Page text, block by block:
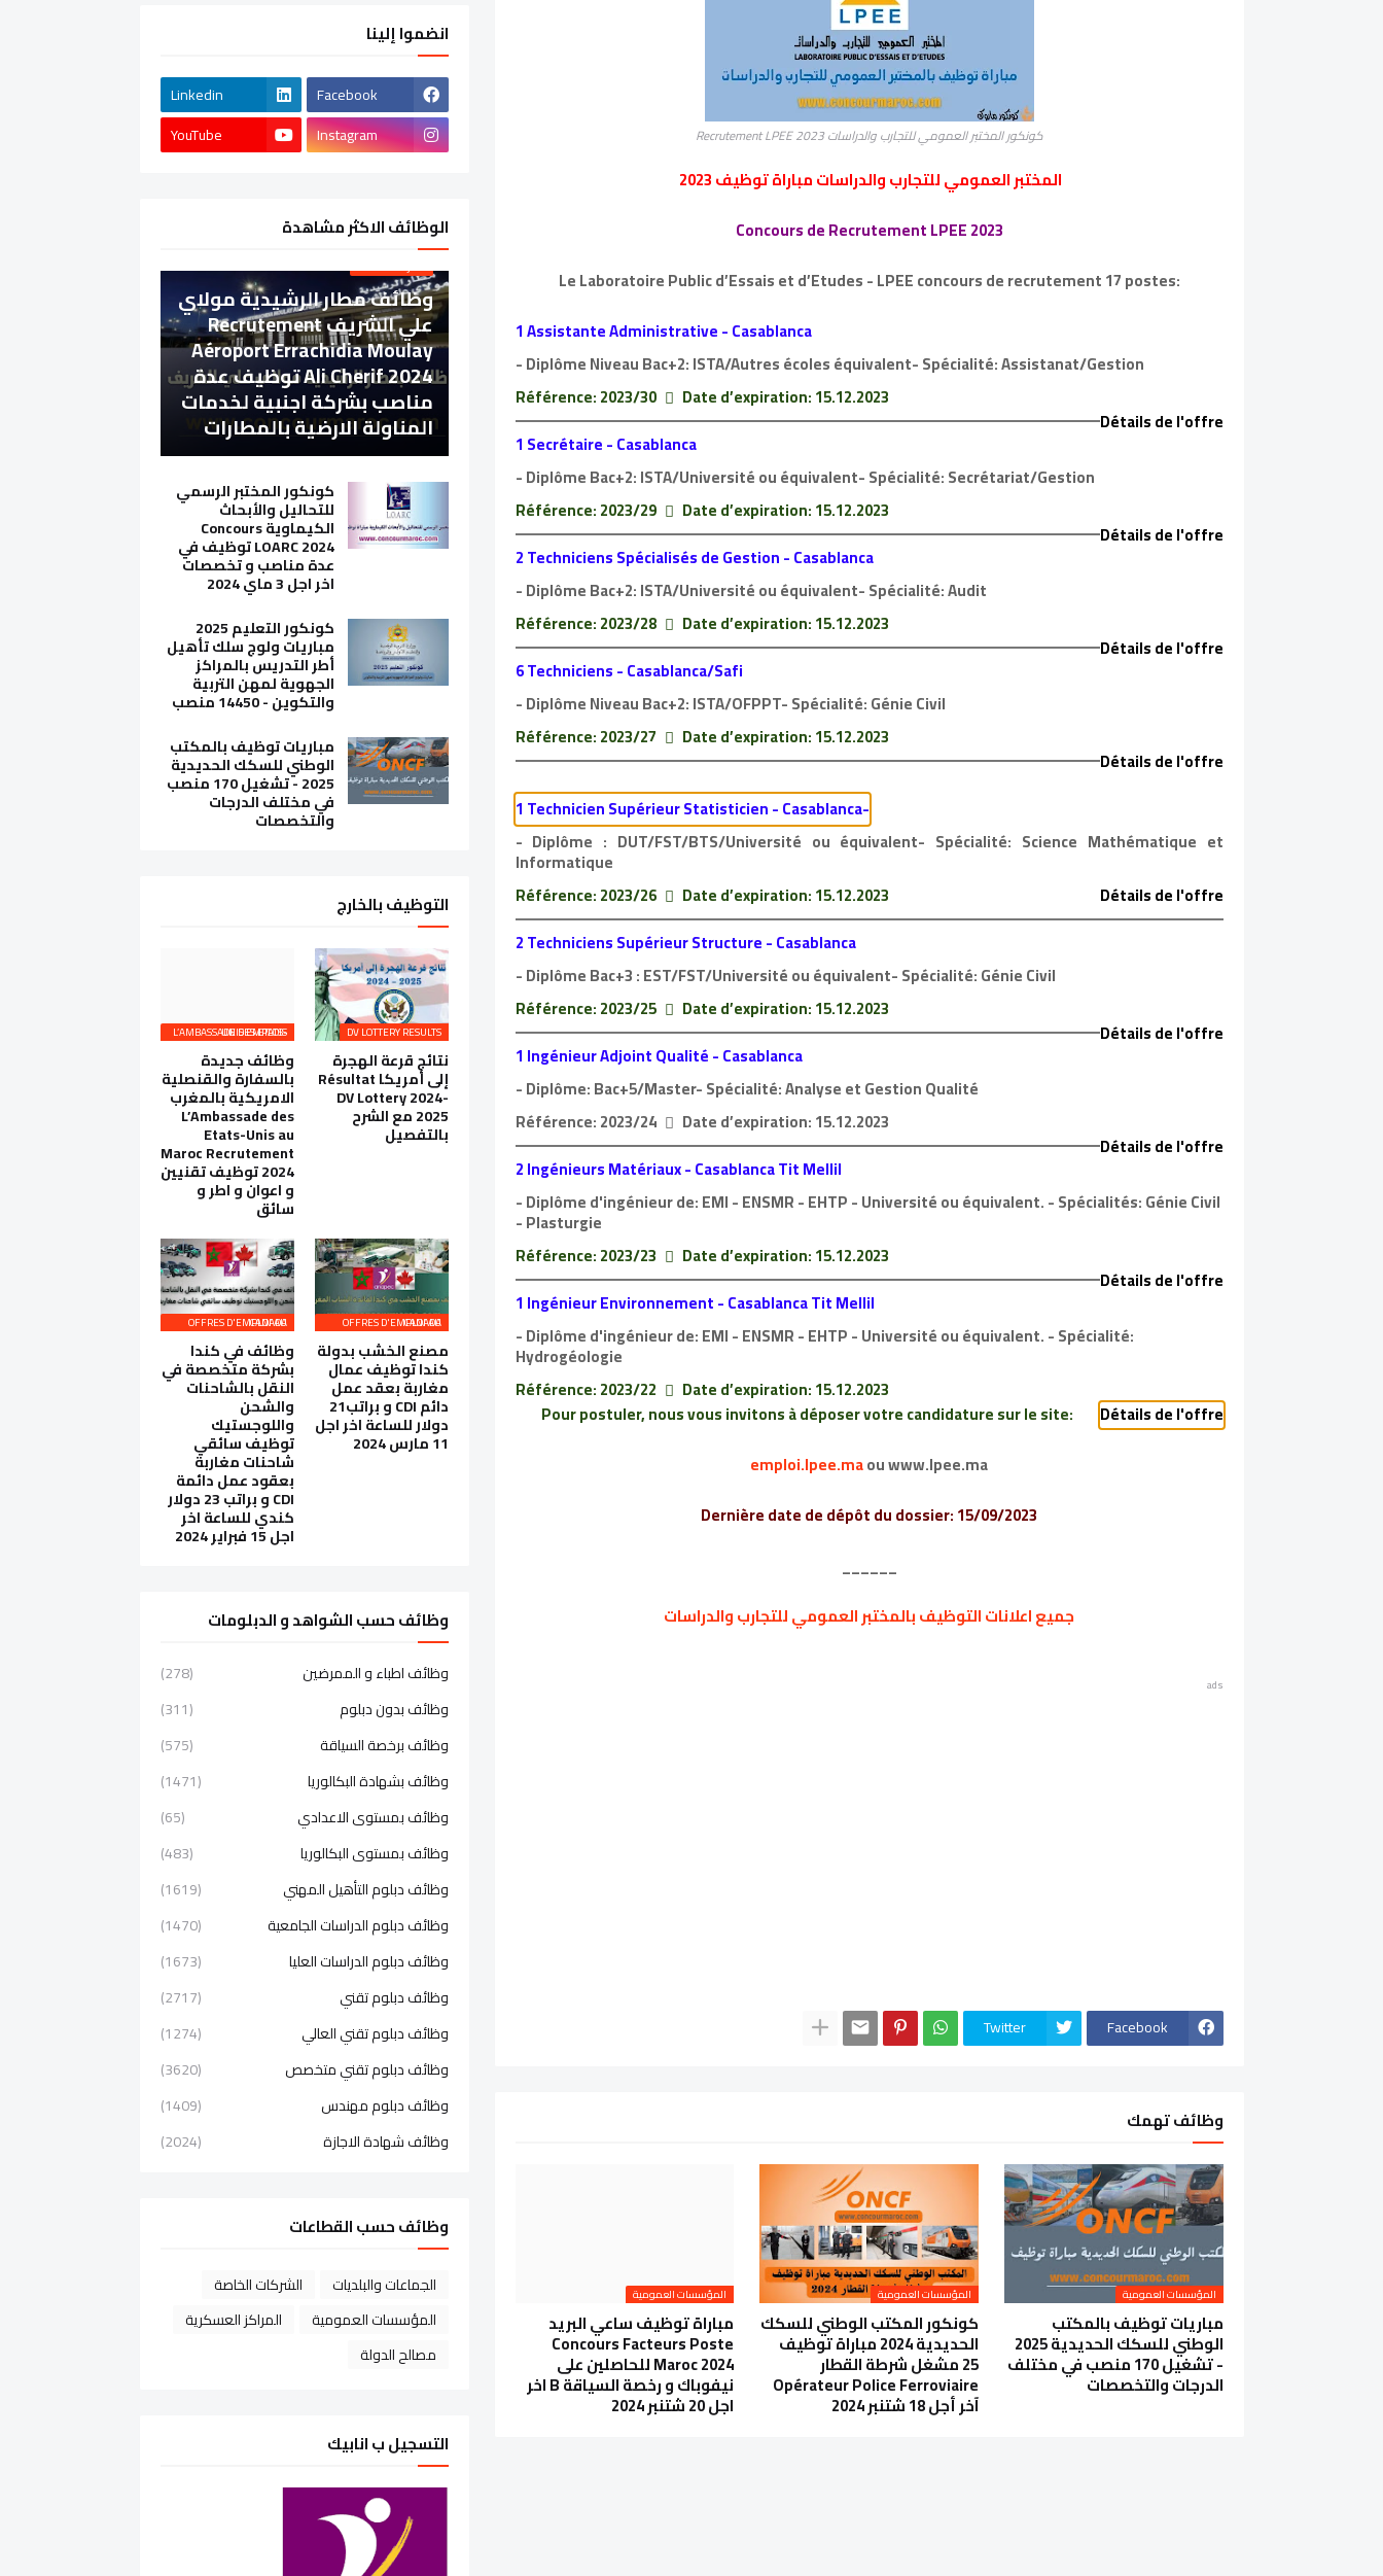
كونكور المختبر العمومي للتجارب والدراسات Recrutement LPEE 2023
المختبر العمومي للتجارب والدراسات مباراة توظيف 2023
Concours de Recrutement LPEE 2023
Le Laboratoire Public d’Essais et d’Etudes - LPEE concours de recrutement 17 postes:
1 Assistante Administrative - Casablanca
- Diplôme Niveau Bac+2: ISTA/Autres écoles équivalent- Spécialité: Assistanat/Gestion
Référence: 2023/30
Date d’expiration: 15.12.2023
Détails de l'offre
1 Secrétaire - Casablanca
- Diplôme Bac+2: ISTA/Université ou équivalent- Spécialité: Secrétariat/Gestion
Référence: 2023/29
Date d’expiration: 15.12.2023
Détails de l'offre
2 Techniciens Spécialisés de Gestion - Casablanca
- Diplôme Bac+2: ISTA/Université ou équivalent- Spécialité: Audit
Référence: 2023/28
Date d’expiration: 15.12.2023
Détails de l'offre
6 Techniciens - Casablanca/Safi
- Diplôme Niveau Bac+2: ISTA/OFPPT- Spécialité: Génie Civil
Référence: 2023/27
Date d’expiration: 15.12.2023
Détails de l'offre
1 Technicien Supérieur Statisticien - Casablanca-
- Diplôme : DUT/FST/BTS/Université ou équivalent- Spécialité: Science Mathématique et
Informatique
Référence: 2023/26
Date d’expiration: 15.12.2023
Détails de l'offre
2 Techniciens Supérieur Structure - Casablanca
- Diplôme Bac+3 : EST/FST/Université ou équivalent- Spécialité: Génie Civil
Référence: 2023/25
Date d’expiration: 15.12.2023
Détails de l'offre
1 Ingénieur Adjoint Qualité - Casablanca
- Diplôme: Bac+5/Master- Spécialité: Analyse et Gestion Qualité
Référence: 2023/24
Date d’expiration: 15.12.2023
Détails de l'offre
2 Ingénieurs Matériaux - Casablanca Tit Mellil
- Diplôme d'ingénieur de: EMI - ENSMR - EHTP - Université ou équivalent. - Spécialités: Génie Civil
- Plasturgie
Référence: 2023/23
Date d’expiration: 15.12.2023
Détails de l'offre
1 Ingénieur Environnement - Casablanca Tit Mellil
- Diplôme d'ingénieur de: EMI - ENSMR - EHTP - Université ou équivalent. - Spécialité:
Hydrogéologie
Référence: 2023/22
Date d’expiration: 15.12.2023
Détails de l'offre
Pour postuler, nous vous invitons à déposer votre candidature sur le site:
emploi.lpee.maou www.lpee.ma
Dernière date de dépôt du dossier: 15/09/2023
______
جميع اعلانات التوظيف بالمختبر العمومي للتجارب والدراسات
ads
Facebook
Twitter
وظائف تهمك
المؤسسات العمومية
مباريات توظيف بالمكتب
الوطني للسكك الحديدية 2025
- تشغيل 170 منصب في مختلف
الدرجات والتخصصات
المؤسسات العمومية
كونكور المكتب الوطني للسكك
الحديدية 2024 مباراة توظيف
25 مشغل شرطة القطار
Opérateur Police Ferroviaire
آخر أجل 18 شتنبر 2024
المؤسسات العمومية
مباراة توظيف ساعي البريد
Concours Facteurs Poste
Maroc 2024 للحاصلين على
نيفوباك و رخصة السياقة B اخر
اجل 20 شتنبر 2024
انضموا إلينا
Facebook
Linkedin
Instagram
YouTube
الوظائف الاكثر مشاهدة
الشركات الخاصة
وظائف مطار الرشيدية مولاي
علي الشريف Recrutement
Aéroport Errachidia Moulay
Ali Cherif 2024 توظيف عدة
مناصب بشركة اجنبية لخدمات
المناولة الارضية بالمطارات
كونكور المختبر الرسمي
للتحاليل والأبحاث
الكيماوية Concours
LOARC 2024 توظيف في
عدة مناصب و تخصصات
اخر اجل 3 ماي 2024
كونكور التعليم 2025
مباريات ولوج سلك تأهيل
أطر التدريس بالمراكز
الجهوية لمهن التربية
والتكوين - 14450 منصب
مباريات توظيف بالمكتب
الوطني للسكك الحديدية
2025 - تشغيل 170 منصب
في مختلف الدرجات
والتخصصات
التوظيف بالخارج
DV LOTTERY RESULTS
نتائج قرعة الهجرة
إلى أمريكا Résultat
DV Lottery 2024-
2025 مع الشرح
بالتفصيل
L’AMBASSADE DES ETATS-UNIS EMPLOIS
وظائف جديدة
بالسفارة والقنصلية
الامريكية بالمغرب
L’Ambassade des
Etats-Unis au
Maroc Recrutement
2024 توظيف تقنيين
و اعوان و اطر و
سائق
OFFRES D'EMPLOI AU CANADA
مصنع الخشب بدولة
كندا توظيف عمال
مغاربة بعقد عمل
دائم CDI و براتب21
دولار للساعة اخر اجل
11 مارس 2024
OFFRES D'EMPLOI AU CANADA
وظائف في كندا
بشركة متخصصة في
النقل بالشاحنات
والشحن
واللوجستيك
توظيف سائقي
شاحنات مغاربة
بعقود عمل دائمة
CDI و براتب 23 دولار
كندي للساعة اخر
اجل 15 فبراير 2024
وظائف حسب الشواهد و الدبلومات
وظائف اطباء و الممرضين
(278)
وظائف بدون دبلوم
(311)
وظائف برخصة السياقة
(575)
وظائف بشهادة البكالوريا
(1471)
وظائف بمستوى الاعدادي
(65)
وظائف بمستوى البكالوريا
(483)
وظائف دبلوم التأهيل المهني
(1619)
وظائف دبلوم الدراسات الجامعية
(1470)
وظائف دبلوم الدراسات العليا
(1673)
وظائف دبلوم تقني
(2717)
وظائف دبلوم تقني العالي
(1274)
وظائف دبلوم تقني متخصص
(3620)
وظائف دبلوم مهندس
(1409)
وظائف شهادة الاجازة
(2024)
وظائف حسب القطاعات
الجماعات والبلديات
الشركات الخاصة
المؤسسات العمومية
المراكز العسكرية
مصالح الدولة
التسجيل ب انابيك